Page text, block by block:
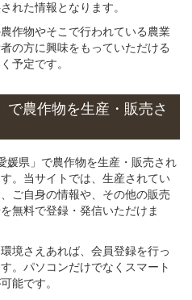
れた情報となります。
作物やそこで行われている農業
の方に興味をもっていただける
予定です。
で農作物を生産・販売さ
媛県」で農作物を生産・販売され
。当サイトでは、生産されてい
ご自身の情報や、その他の販売
無料で登録・発信いただけま
境さえあれば、会員登録を行っ
。パソコンだけでなくスマート
能です。